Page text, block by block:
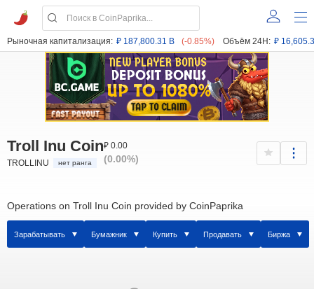
Рыночная капитализация: ₽ 187,800.31 B (-0.85%) Объём 24H: ₽
Troll Inu Coin
TROLLINU нет ранга
₽ 0.00
(0.00%)
Operations on Troll Inu Coin provided by CoinPaprika
Зарабатывать Бумажник Купить Продавать Биржа